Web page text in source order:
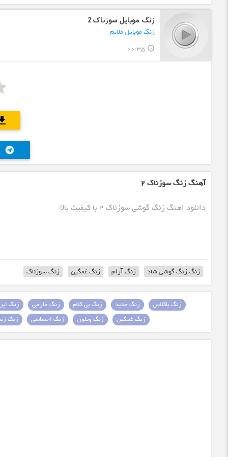
زنگ موبایل سوزناک 2
زنگ موبایل ملایم
query_builder
00:35
telegram
آهنگ زنگ سوزناک 2
دانلود اهنگ زنگ گوشی سوزناک 2 با کیفیت بالا
زنگ زنگ گوشی شاد زنگ آرام زنگ غمگین زنگ سوزناک
زنگ باکلاس زنگ جدید زنگ بی کلام زنگ خارجی زنگ
زنگ غمگین
زنگ ویلون زنگ احساسی زنگ